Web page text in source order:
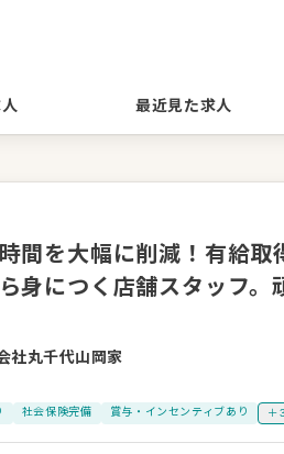
最近見た求人
間を大幅に削減！有給
身につく店舗スタッフ。
社丸千代山岡家
社会保険完備 賞与・インセンティブあり ＋3